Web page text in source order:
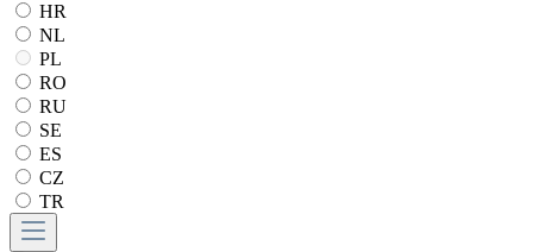
HR
NL
PL
RO
RU
SE
ES
CZ
TR